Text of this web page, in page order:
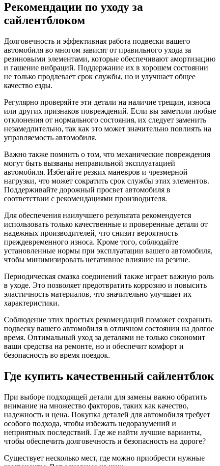
Рекомендации по уходу за
сайлентблоком
Долговечность и эффективная работа подвески вашего
автомобиля во многом зависят от правильного ухода за
резиновыми элементами, которые обеспечивают амортизацию
и гашение вибраций. Поддержание их в хорошем состоянии
не только продлевает срок службы, но и улучшает общее
качество езды.
Регулярно проверяйте эти детали на наличие трещин, износа
или других признаков повреждений. Если вы заметили любые
отклонения от нормального состояния, их следует заменить
незамедлительно, так как это может значительно повлиять на
управляемость автомобиля.
Важно также помнить о том, что механические повреждения
могут быть вызваны неправильной эксплуатацией
автомобиля. Избегайте резких маневров и чрезмерной
нагрузки, что может сократить срок службы этих элементов.
Поддерживайте дорожный просвет автомобиля в
соответствии с рекомендациями производителя.
Для обеспечения наилучшего результата рекомендуется
использовать только качественные и проверенные детали от
надежных производителей, что снизит вероятность
преждевременного износа. Кроме того, соблюдайте
установленные нормы при эксплуатации вашего автомобиля,
чтобы минимизировать негативное влияние на резине.
Периодическая смазка соединений также играет важную роль
в уходе. Это позволяет предотвратить коррозию и повысить
эластичность материалов, что значительно улучшает их
характеристики.
Соблюдение этих простых рекомендаций поможет сохранить
подвеску вашего автомобиля в отличном состоянии на долгое
время. Оптимальный уход за деталями не только сэкономит
ваши средства на ремонте, но и обеспечит комфорт и
безопасность во время поездок.
Где купить качественный сайлентблок
При выборе подходящей детали для замены важно обратить
внимание на множество факторов, таких как качество,
надежность и цена. Покупка деталей для автомобиля требует
особого подхода, чтобы избежать недоразумений и
неприятных последствий. Где же найти лучшие варианты,
чтобы обеспечить долговечность и безопасность на дороге?
Существует несколько мест, где можно приобрести нужные